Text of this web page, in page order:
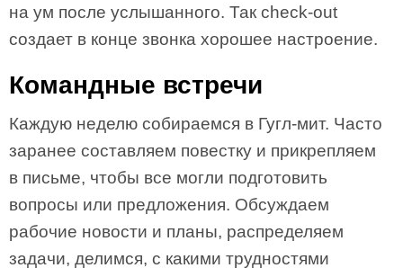
на ум после услышанного. Так check-out
создает в конце звонка хорошее настроение.
Командные встречи
Каждую неделю собираемся в Гугл-мит. Часто
заранее составляем повестку и прикрепляем
в письме, чтобы все могли подготовить
вопросы или предложения. Обсуждаем
рабочие новости и планы, распределяем
задачи, делимся, с какими трудностями